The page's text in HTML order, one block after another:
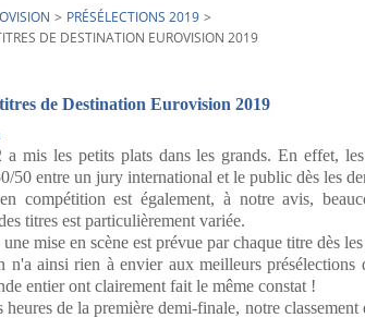
> PRÉSÉLECTIONS 2019 >
DE DESTINATION EUROVISION 2019
de Destination Eurovision 2019
a mis les petits plats dans les grands. En effet,
50 entre un jury international et le public dès les
compétition est également, à notre avis,
titres est particulièrement variée.
mise en scène est prévue par chaque titre dès
n'a ainsi rien à envier aux meilleurs présélections
entier ont clairement fait le même constat !
de la première demi-finale, notre